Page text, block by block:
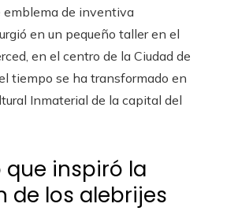
emblema de inventiva
en un pequeño taller en el
en el centro de la Ciudad de
tiempo se ha transformado en
Inmaterial de la capital del
que inspiró la
de los alebrijes